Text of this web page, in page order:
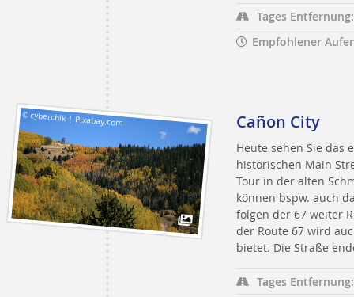
Tages Entfernung:
Empfohlener
© cyberchik | Pixabay.com Cañon City
Heute sehen Sie das
historischen Main
Tour in der alten
können bspw. auch
folgen der 67 weiter
der Route 67 wird
bietet. Die Straße
Tages Entfernung: